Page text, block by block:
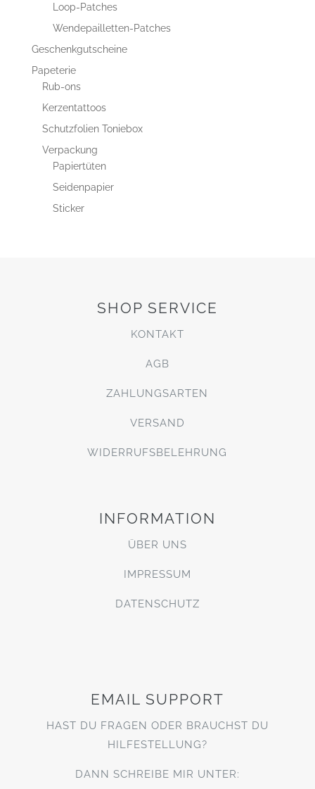
Loop-Patches
Wendepailletten-Patches
Geschenkgutscheine
Papeterie
Rub-ons
Kerzentattoos
Schutzfolien Toniebox
Verpackung
Papiertüten
Seidenpapier
Sticker
SHOP SERVICE
KONTAKT
AGB
ZAHLUNGSARTEN
VERSAND
WIDERRUFSBELEHRUNG
INFORMATION
ÜBER UNS
IMPRESSUM
DATENSCHUTZ
EMAIL SUPPORT
HAST DU FRAGEN ODER BRAUCHST DU
HILFESTELLUNG?
DANN SCHREIBE MIR UNTER: